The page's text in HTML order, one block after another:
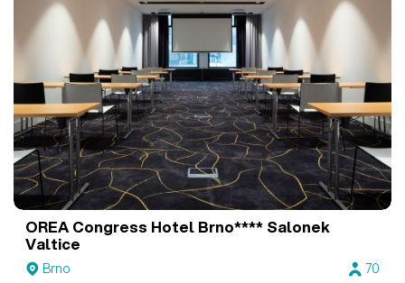
OREA Congress Hotel Brno**** Salonek
Valtice
Brno
70